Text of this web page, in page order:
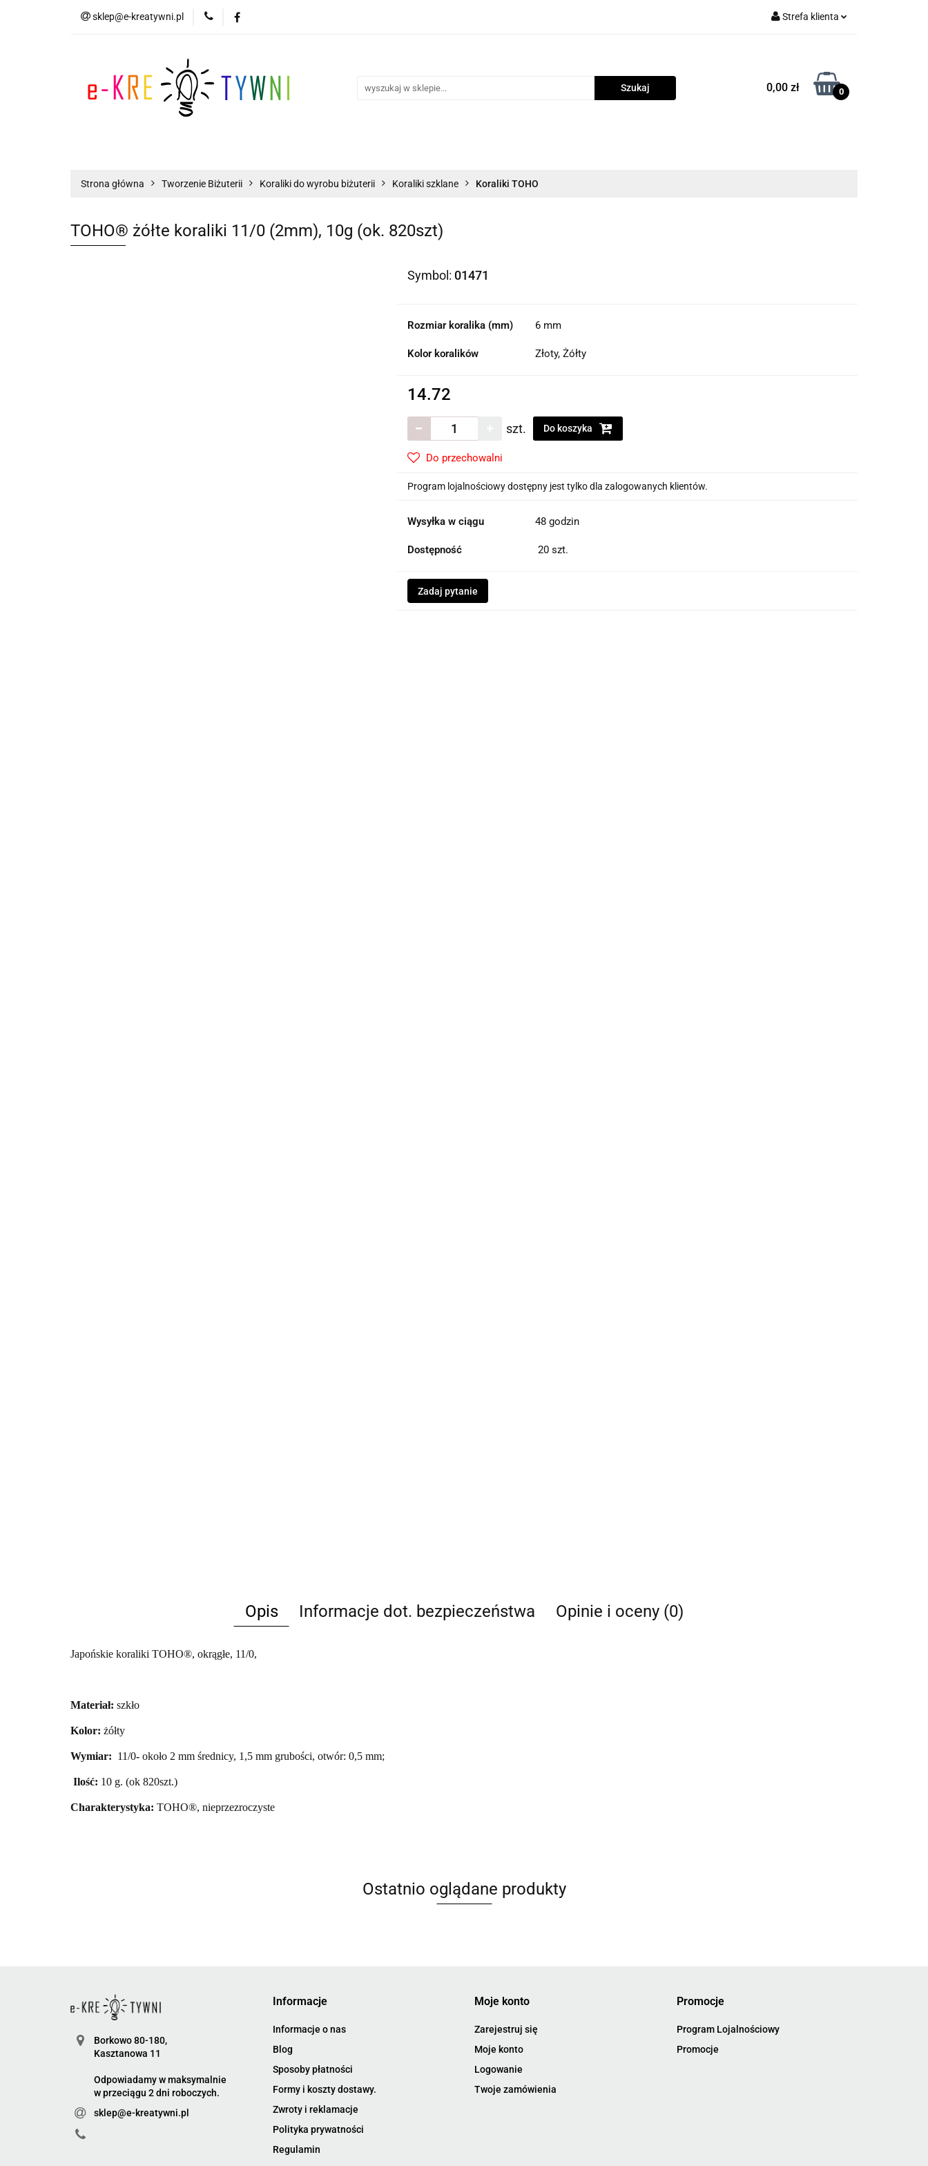
sklep@e-kreatywni.pl Strefa klienta
Zarejestruj się
Dodaj zgłoszenie
0,00 zł 0
Tworzenie Biżuterii
Biżuteria Nowości
Strona główna Tworzenie Biżuterii Koraliki do wyrobu biżuterii Koraliki szklane Koraliki TOHO
TOHO® żółte koraliki 11/0 (2mm), 10g (ok. 820szt)
Symbol: 01471
Rozmiar koralika (mm) 6 mm
Kolor koralików Złoty, Żółty
14.72
szt. Do koszyka
Do przechowalni
Program lojalnościowy dostępny jest tylko dla zalogowanych klientów.
Wysyłka w ciągu 48 godzin
Dostępność 20 szt.
Zadaj pytanie
Opis Informacje dot. bezpieczeństwa Opinie i oceny (0)
Japońskie koraliki TOHO®, okrągłe, 11/0,
Materiał: szkło
Kolor: żółty
Wymiar: 11/0- około 2 mm średnicy, 1,5 mm grubości, otwór: 0,5 mm;
Ilość: 10 g. (ok 820szt.)
Charakterystyka: TOHO®, nieprzezroczyste
Ostatnio oglądane produkty
Borkowo 80-180,
Kasztanowa 11
Odpowiadamy w maksymalnie
w przeciągu 2 dni roboczych.
sklep@e-kreatywni.pl
Informacje
Informacje o nas
Blog
Sposoby płatności
Formy i koszty dostawy.
Zwroty i reklamacje
Polityka prywatności
Regulamin
Moje konto
Zarejestruj się
Moje konto
Logowanie
Twoje zamówienia
Promocje
Program Lojalnościowy
Promocje